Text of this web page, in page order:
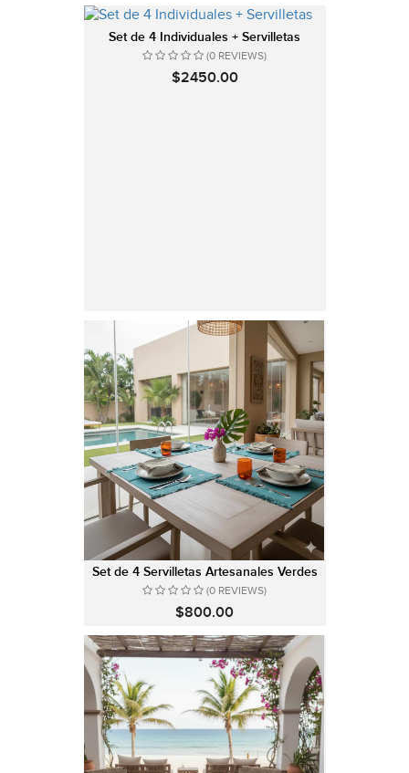
Set de 4 Individuales + Servilletas
(0 REVIEWS)
$2450.00
Set de 4 Servilletas Artesanales Verdes
(0 REVIEWS)
$800.00